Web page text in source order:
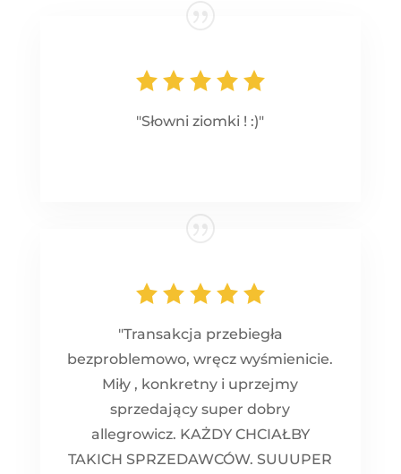
"Słowni ziomki ! :)"
"Transakcja przebiegła
bezproblemowo, wręcz wyśmienicie.
Miły , konkretny i uprzejmy
sprzedający super dobry
allegrowicz. KAŻDY CHCIAŁBY
TAKICH SPRZEDAWCÓW. SUUUPER